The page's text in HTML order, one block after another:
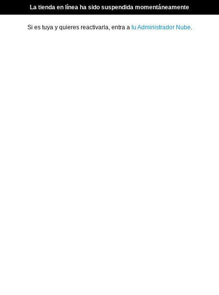
La tienda en línea ha sido suspendida momentáneamente
Si es tuya y quieres reactivarla, entra a tu Administrador Nube.